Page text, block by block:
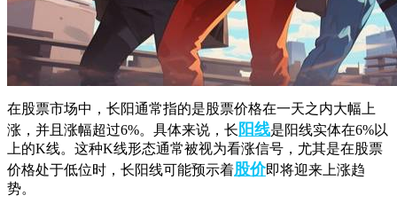
在股票市场中，长阳通常指的是股票价格在一天之内大幅上
涨，并且涨幅超过6%。具体来说，长 阳线是阳线实体在6%以
上的K线。这种K线形态通常被视为看涨信号，尤其是在股票
价格处于低位时，长阳线可能预示着股价即将迎来上涨趋
势。